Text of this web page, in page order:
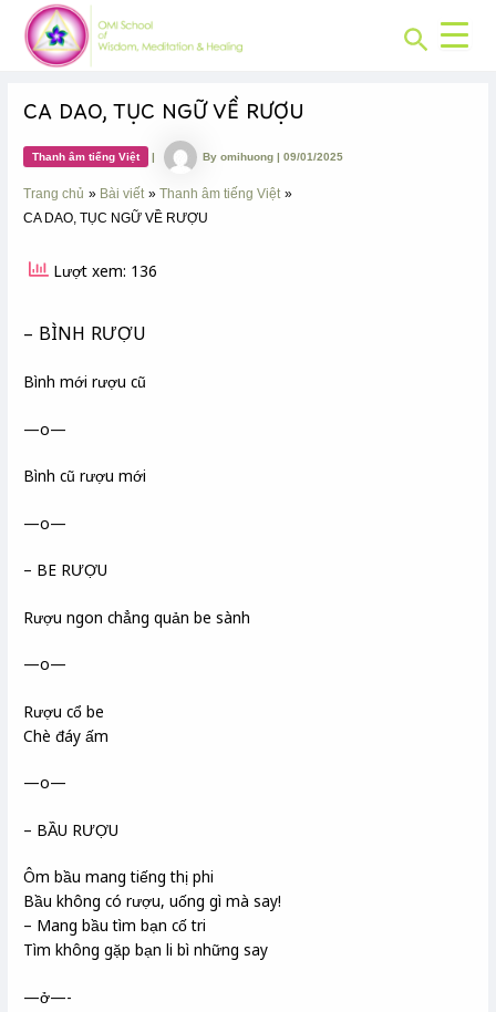
content
Search
CA DAO, TỤC NGỮ VỀ RƯỢU
Thanh âm tiếng Việt | Byomihuong|09/01/2025
Trang chủ Bài viết
Thanh âm tiếng Việt
CA DAO, TỤC NGỮ VỀ RƯỢU
Lượt xem: 136
– BÌNH RƯỢU
Bình mới rượu cũ
—o—
Bình cũ rượu mới
—o—
– BE RƯỢU
Rượu ngon chẳng quản be sành
—o—
Rượu cổ be
Chè đáy ấm
—o—
– BẦU RƯỢU
Ôm bầu mang tiếng thị phi
Bầu không có rượu, uống gì mà say!
– Mang bầu tìm bạn cố tri
Tìm không gặp bạn li bì những say
—ở—-
Post
navigation
CHUYÊN
MỤC: